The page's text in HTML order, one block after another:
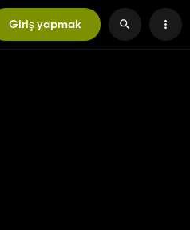
Giriş yapmak